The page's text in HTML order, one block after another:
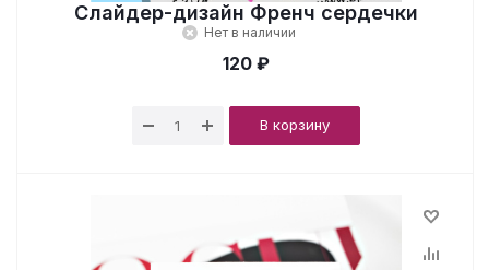
Слайдер-дизайн Френч сердечки
Нет в наличии
120 ₽
В корзину